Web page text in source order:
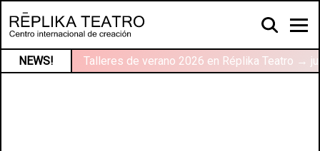
NEWS! Talleres de verano 2026 en Réplika Teatro →